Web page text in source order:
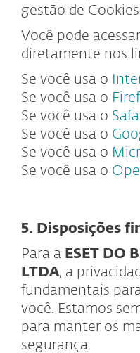
gestão de
Você pode
diretamente nos
Se você usa o
Se você usa o
Se você usa o
Se você usa o
Se você usa o
Se você usa o
5. Disposições
Para a ESET DO
LTDA, a
fundamentais
você. Estamos
para manter os
segurança